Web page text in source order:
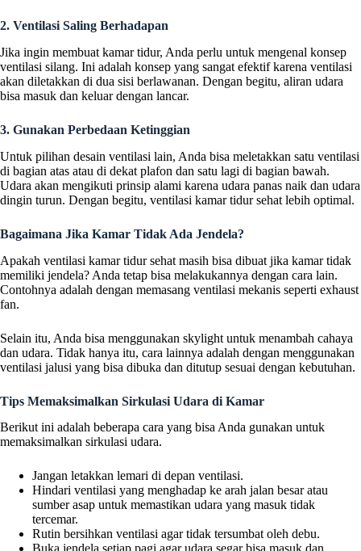
2. Ventilasi Saling Berhadapan
Jika ingin membuat kamar tidur, Anda perlu untuk mengenal konsep
ventilasi silang. Ini adalah konsep yang sangat efektif karena ventilasi
akan diletakkan di dua sisi berlawanan. Dengan begitu, aliran udara
bisa masuk dan keluar dengan lancar.
3. Gunakan Perbedaan Ketinggian
Untuk pilihan desain ventilasi lain, Anda bisa meletakkan satu ventilasi
di bagian atas atau di dekat plafon dan satu lagi di bagian bawah.
Udara akan mengikuti prinsip alami karena udara panas naik dan udara
dingin turun. Dengan begitu, ventilasi kamar tidur sehat lebih optimal.
Bagaimana Jika Kamar Tidak Ada Jendela?
Apakah ventilasi kamar tidur sehat masih bisa dibuat jika kamar tidak
memiliki jendela? Anda tetap bisa melakukannya dengan cara lain.
Contohnya adalah dengan memasang ventilasi mekanis seperti exhaust
fan.
Selain itu, Anda bisa menggunakan skylight untuk menambah cahaya
dan udara. Tidak hanya itu, cara lainnya adalah dengan menggunakan
ventilasi jalusi yang bisa dibuka dan ditutup sesuai dengan kebutuhan.
Tips Memaksimalkan Sirkulasi Udara di Kamar
Berikut ini adalah beberapa cara yang bisa Anda gunakan untuk
memaksimalkan sirkulasi udara.
Jangan letakkan lemari di depan ventilasi.
Hindari ventilasi yang menghadap ke arah jalan besar atau
sumber asap untuk memastikan udara yang masuk tidak
tercemar.
Rutin bersihkan ventilasi agar tidak tersumbat oleh debu.